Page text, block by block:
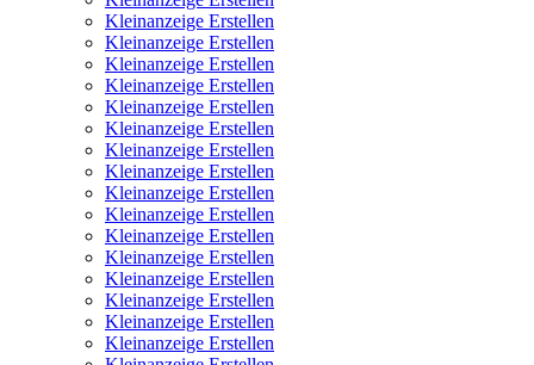
Kleinanzeige Erstellen
Kleinanzeige Erstellen
Kleinanzeige Erstellen
Kleinanzeige Erstellen
Kleinanzeige Erstellen
Kleinanzeige Erstellen
Kleinanzeige Erstellen
Kleinanzeige Erstellen
Kleinanzeige Erstellen
Kleinanzeige Erstellen
Kleinanzeige Erstellen
Kleinanzeige Erstellen
Kleinanzeige Erstellen
Kleinanzeige Erstellen
Kleinanzeige Erstellen
Kleinanzeige Erstellen